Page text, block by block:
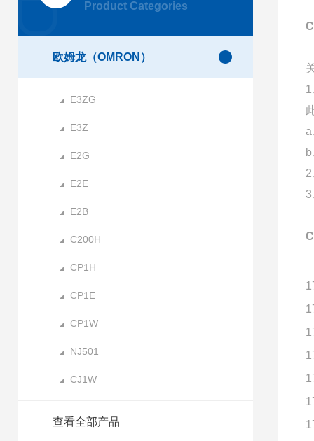
Product Categories
欧姆龙（OMRON）
E3ZG
E3Z
E2G
E2E
E2B
C200H
CP1H
CP1E
CP1W
NJ501
CJ1W
查看全部产品
a
3